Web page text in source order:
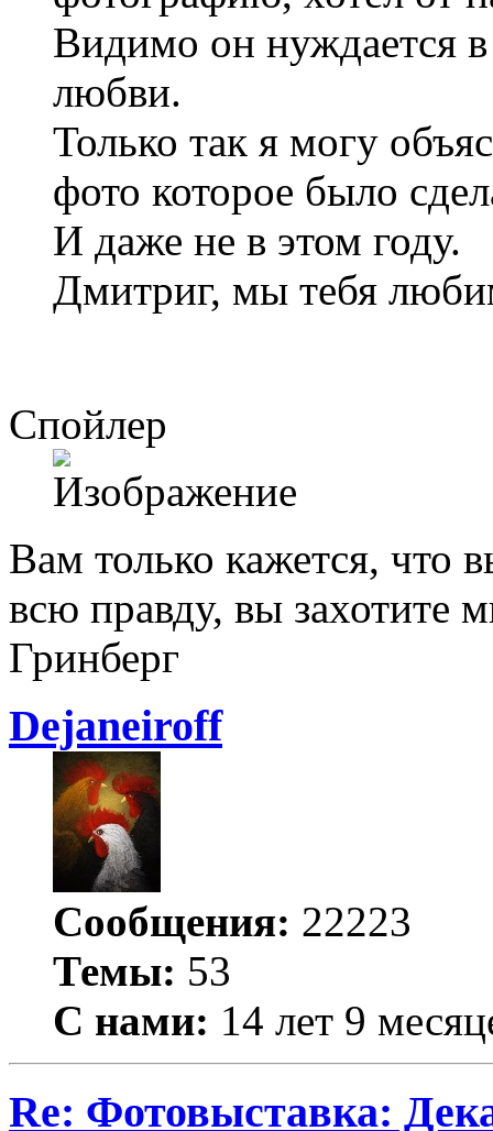
Видимо он нуждается
любви.
Только так я могу
фото которое было
И даже не в этом году.
Дмитриг, мы тебя
Спойлер
Вам только кажется, что
всю правду, вы захотите
Гринберг
Dejаneiroff
Сообщения: 22223
Темы: 53
С нами: 14 лет 9
Re: Фотовыставка: